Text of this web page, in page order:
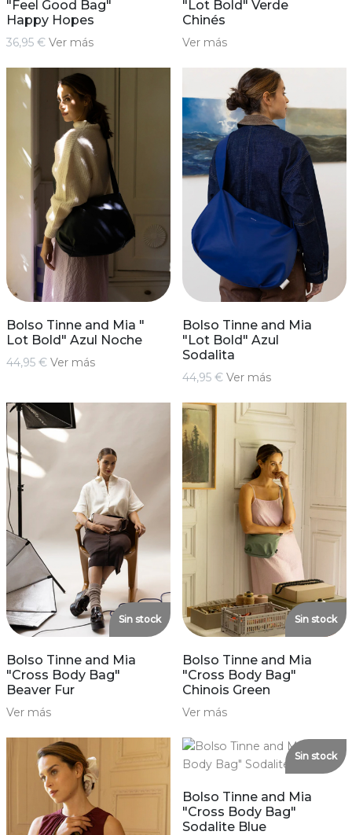
"Feel Good Bag"
Happy Hopes
36,95 € Ver más
"Lot Bold" Verde
Chinés
Ver más
Bolso Tinne and Mia "
Lot Bold" Azul Noche
44,95 € Ver más
Bolso Tinne and Mia
"Lot Bold" Azul
Sodalita
44,95 € Ver más
Sin stock
Bolso Tinne and Mia
"Cross Body Bag"
Beaver Fur
Ver más
Sin stock
Bolso Tinne and Mia
"Cross Body Bag"
Chinois Green
Ver más
Sin stock
Bolso Tinne and Mia
"Cross Body Bag"
Sodalite Blue